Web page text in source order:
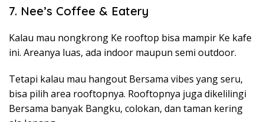
7. Nee’s Coffee & Eatery
Kalau mau nongkrong Ke rooftop bisa mampir Ke kafe
ini. Areanya luas, ada indoor maupun semi outdoor.
Tetapi kalau mau hangout Bersama vibes yang seru,
bisa pilih area rooftopnya. Rooftopnya juga dikelilingi
Bersama banyak Bangku, colokan, dan taman kering